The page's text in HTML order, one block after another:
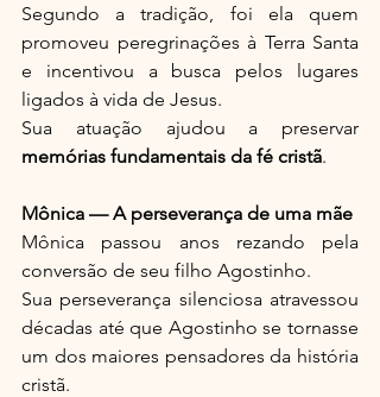
Segundo a tradição, foi ela quem
promoveu peregrinações à Terra Santa
e incentivou a busca pelos lugares
ligados à vida de Jesus.
memórias fundamentais da fé cristã.
Mônica — A perseverança de uma mãe
Mônica passou anos rezando pela
conversão de seu filho Agostinho.
Sua perseverança silenciosa atravessou
décadas até que Agostinho se tornasse
um dos maiores pensadores da história
cristã.